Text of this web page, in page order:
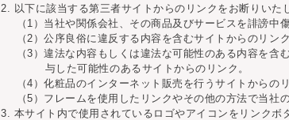
2. 以下に該当する第三者サイトからのリンクをお断りいた
（1）当社や関係会社、その商品及びサービスを誹謗中
（2）公序良俗に違反する内容を含むサイトからのリンク
（3）違法な内容もしくは違法な可能性のある内容を
与した可能性のあるサイトからのリンク。
（4）化粧品のインターネット販売を行うサイトからのリ
（5）フレームを使用したリンクやその他の方法で当社
3. 本サイト内で使用されているロゴやアイコンをリンクボ